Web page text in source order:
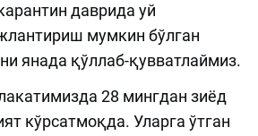
даврида уй
мумкин бўлган
янада қўллаб-қувватлаймиз.
28 мингдан зиёд
кўрсатмоқда. Уларга ўтган